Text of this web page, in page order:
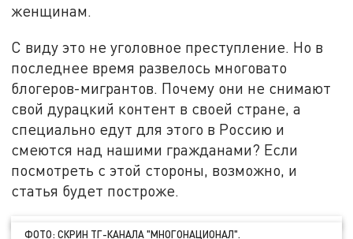
женщинам.
С виду это не уголовное преступление. Но в
последнее время развелось многовато
блогеров-мигрантов. Почему они не снимают
свой дурацкий контент в своей стране, а
специально едут для этого в Россию и
смеются над нашими гражданами? Если
посмотреть с этой стороны, возможно, и
статья будет построже.
ФОТО: СКРИН ТГ-КАНАЛА "МНОГОНАЦИОНАЛ".